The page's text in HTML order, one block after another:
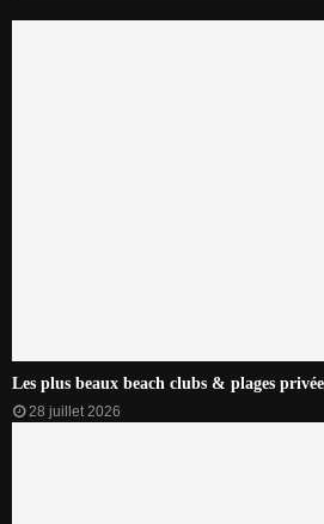
Les plus beaux beach clubs & plages
28 juillet 2026